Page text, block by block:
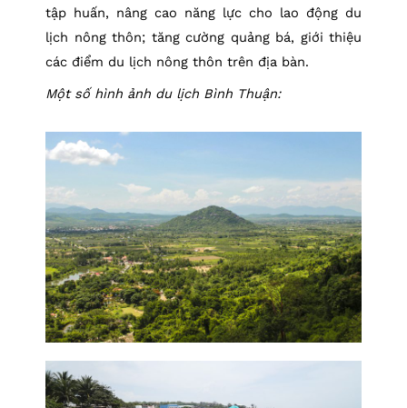
tập huấn, nâng cao năng lực cho lao động du
lịch nông thôn; tăng cường quảng bá, giới thiệu
các điểm du lịch nông thôn trên địa bàn.
Một số hình ảnh du lịch Bình Thuận: